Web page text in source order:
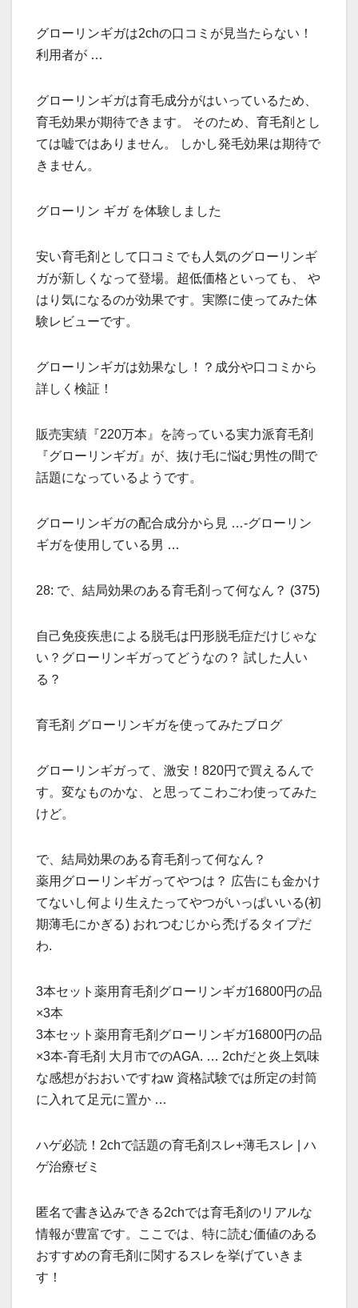
グローリンギガは2chの口コミが見当たらない！
利用者が …
グローリンギガは育毛成分がはいっているため、
育毛効果が期待できます。 そのため、育毛剤とし
ては嘘ではありません。 しかし発毛効果は期待で
きません。
グローリン ギガ を体験しました
安い育毛剤として口コミでも人気のグローリンギ
ガが新しくなって登場。超低価格といっても、 や
はり気になるのが効果です。実際に使ってみた体
験レビューです。
グローリンギガは効果なし！？成分や口コミから
詳しく検証！
販売実績『220万本』を誇っている実力派育毛剤
『グローリンギガ』が、抜け毛に悩む男性の間で
話題になっているようです。
グローリンギガの配合成分から見 …-グローリン
ギガを使用している男 …
28: で、結局効果のある育毛剤って何なん？ (375)
自己免疫疾患による脱毛は円形脱毛症だけじゃな
い？グローリンギガってどうなの？ 試した人い
る？
育毛剤 グローリンギガを使ってみたブログ
グローリンギガって、激安！820円で買えるんで
す。変なものかな、と思ってこわごわ使ってみた
けど。
で、結局効果のある育毛剤って何なん？
薬用グローリンギガってやつは？ 広告にも金かけ
てないし何より生えたってやつがいっぱいいる(初
期薄毛にかぎる) おれつむじから禿げるタイプだ
わ.
3本セット薬用育毛剤グローリンギガ16800円の品
×3本
3本セット薬用育毛剤グローリンギガ16800円の品
×3本-育毛剤 大月市でのAGA. … 2chだと炎上気味
な感想がおおいですねw 資格試験では所定の封筒
に入れて足元に置か …
ハゲ必読！2chで話題の育毛剤スレ+薄毛スレ | ハ
ゲ治療ゼミ
匿名で書き込みできる2chでは育毛剤のリアルな
情報が豊富です。ここでは、特に読む価値のある
おすすめの育毛剤に関するスレを挙げていきま
す！